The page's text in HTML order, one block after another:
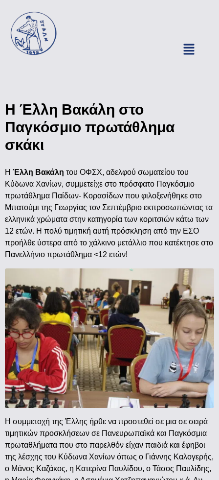
Η Έλλη Βακάλη στο
Παγκόσμιο πρωτάθλημα
σκάκι
Η Έλλη Βακάλη του ΟΦΣΧ, αδελφού σωματείου του
Κύδωνα Χανίων, συμμετείχε στο πρόσφατο Παγκόσμιο
πρωτάθλημα Παίδων- Κορασίδων που φιλοξενήθηκε στο
Μπατούμι της Γεωργίας τον Σεπτέμβριο εκπροσωπώντας τα
ελληνικά χρώματα στην κατηγορία των κοριτσιών κάτω των
12 ετών. Η πολύ τιμητική αυτή πρόσκληση από την ΕΣΟ
προήλθε ύστερα από το χάλκινο μετάλλιο που κατέκτησε στο
Πανελλήνιο πρωτάθλημα <12 ετών!
Η συμμετοχή της Έλλης ήρθε να προστεθεί σε μια σε σειρά
τιμητικών προσκλήσεων σε Πανευρωπαϊκά και Παγκόσμια
πρωταθλήματα που στο παρελθόν είχαν παιδιά και έφηβοι
της λέσχης του Κύδωνα Χανίων όπως ο Γιάννης Καλογερής,
ο Μάνος Καζάκος, η Κατερίνα Παυλίδου, ο Τάσος Παυλίδης,